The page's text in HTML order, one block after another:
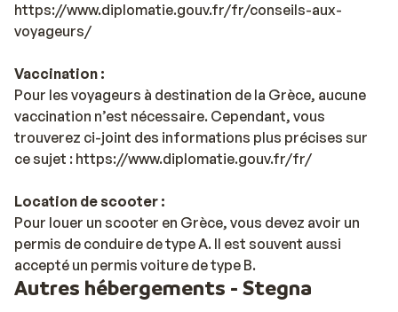
https://www.diplomatie.gouv.fr/fr/conseils-aux-
voyageurs/
Vaccination :
Pour les voyageurs à destination de la Grèce, aucune
vaccination n’est nécessaire. Cependant, vous
trouverez ci-joint des informations plus précises sur
ce sujet : https://www.diplomatie.gouv.fr/fr/
Location de scooter :
Pour louer un scooter en Grèce, vous devez avoir un
permis de conduire de type A. Il est souvent aussi
accepté un permis voiture de type B.
Autres hébergements - Stegna